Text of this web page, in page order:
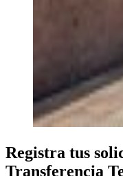
Registra tus
Transferencia